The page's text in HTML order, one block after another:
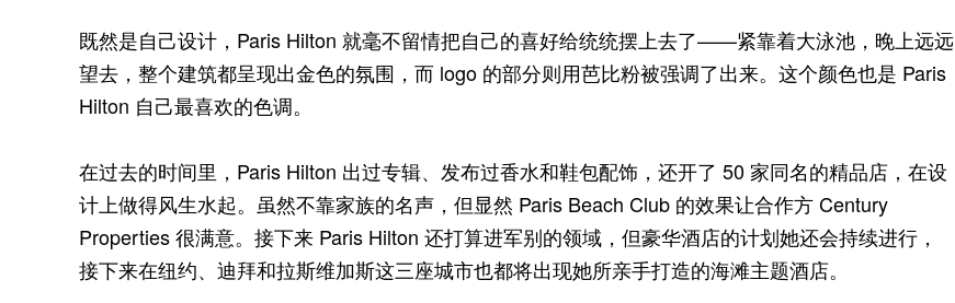
既然是自己设计，Paris Hilton 就毫不留情把自己的喜好给统统摆上去了——紧靠着大泳池，晚上远远
望去，整个建筑都呈现出金色的氛围，而 logo 的部分则用芭比粉被强调了出来。这个颜色也是 Paris
Hilton 自己最喜欢的色调。
在过去的时间里，Paris Hilton 出过专辑、发布过香水和鞋包配饰，还开了 50 家同名的精品店，在设
计上做得风生水起。虽然不靠家族的名声，但显然 Paris Beach Club 的效果让合作方 Century
Properties 很满意。接下来 Paris Hilton 还打算进军别的领域，但豪华酒店的计划她还会持续进行，
接下来在纽约、迪拜和拉斯维加斯这三座城市也都将出现她所亲手打造的海滩主题酒店。